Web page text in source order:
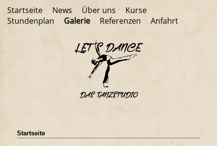
Startseite News Über uns
Kurse
Stundenplan
Galerie Referenzen Anfahrt
Startseite